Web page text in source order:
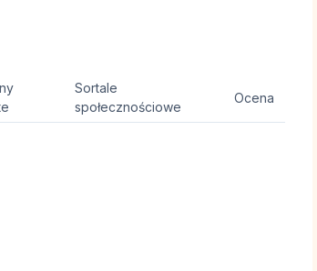
Sortale
społecznościowe
Ocena